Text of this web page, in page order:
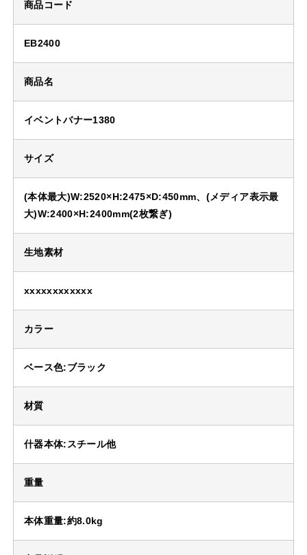
商品コード
EB2400
商品名
イベントバナー1380
サイズ
(本体最大)W:2520×H:2475×D:450mm、(メディア表示最
大)W:2400×H:2400mm(2枚繋ぎ)
生地素材
xxxxxxxxxxxx
カラー
ベース色:ブラック
材質
什器本体:スチール他
重量
本体重量:約8.0kg